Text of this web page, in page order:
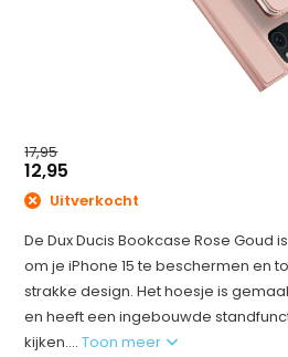
17,95
12,95
Uitverkocht
De Dux Ducis Bookcase Rose
om je iPhone 15 te beschermen en
strakke design. Het hoesje is
en heeft een ingebouwde
kijken....Toon meer